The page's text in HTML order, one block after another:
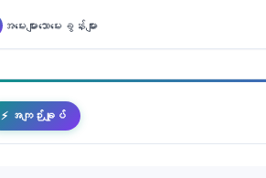
အမေးများသောမေးခွန်းများ
⚡ အကျဉ်းချုပ်